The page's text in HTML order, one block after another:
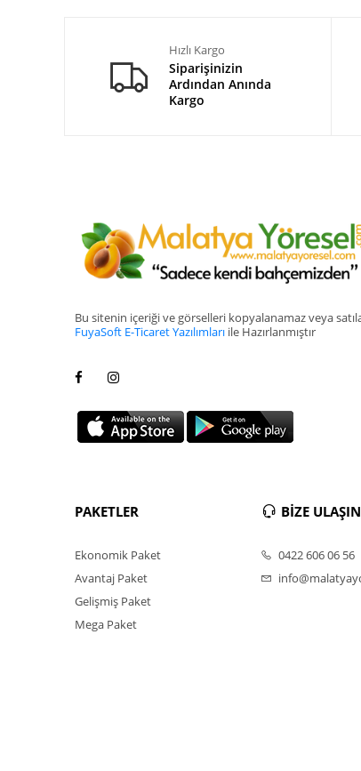
Hızlı Kargo
Siparişinizin
Ardından Anında
Kargo
Bu sitenin içeriği ve görselleri kopyalanamaz veya
FuyaSoft E-Ticaret Yazılımları ile Hazırlanmıştır
PAKETLER
Ekonomik Paket
Avantaj Paket
Gelişmiş Paket
Mega Paket
BİZE ULAŞIN
0422 606 06 56